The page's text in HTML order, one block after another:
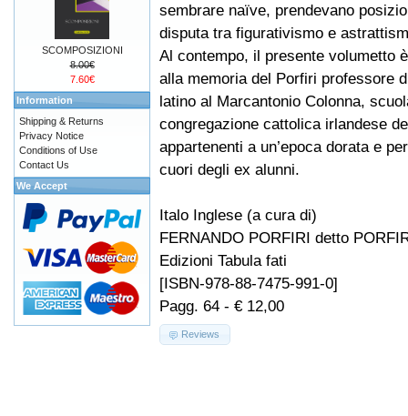
sembrare naïve, prendevano
disputa tra figurativismo e
Al contempo, il presente volumetto
alla memoria del Porfiri professore
latino al Marcantonio Colonna,
congregazione cattolica irlandese
appartenenti a un’epoca dorata e
cuori degli ex alunni.
Italo Inglese (a cura di)
FERNANDO PORFIRI detto
Edizioni Tabula fati
[ISBN-978-88-7475-991-0]
Pagg. 64 - € 12,00
Reviews
SCOMPOSIZIONI
8.00€
7.60€
Information
Shipping & Returns
Privacy Notice
Conditions of Use
Contact Us
We Accept